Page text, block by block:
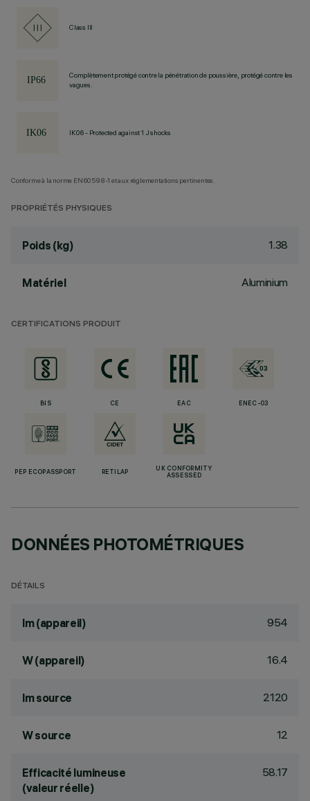
Class III
Complètement protégé contre la pénétration de poussière, protégé contre les
vagues.
IK06 - Protected against 1 J shocks
Conforme à la norme EN60598-1 et aux réglementations pertinentes.
PROPRIÉTÉS PHYSIQUES
Poids (kg) 1.38
Matériel Aluminium
CERTIFICATIONS PRODUIT
BIS CE EAC ENEC-03
PEP ECOPASSPORT RETILAP
UK CONFORMITY
ASSESSED
DONNÉES PHOTOMÉTRIQUES
DÉTAILS
lm (appareil) 954
W (appareil) 16.4
lm source 2120
W source 12
Efficacité lumineuse
(valeur réelle)
58.17